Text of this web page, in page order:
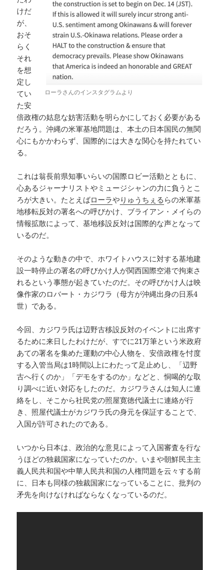
ローラさんのインスタグラムより
けだ
が、
おそ
らく
それ
を想
定し
てい
た安
倍政権の姑息な妨害活動を明らかにしておく必要がある
だろう。沖縄の米軍基地問題は、本土の日本国民の無関
心にもかかわらず、国際的には大きな関心を持たれてい
る。
これは翁長前県知事いらいの国際ロビー活動とともに、
心あるジャーナリストやミュージシャンの力に負うとこ
ろが大きい。たとえばローラやりゅうちぇる らの米軍基
地移転反対の署名への呼びかけ、ブライアン・メイらの
情報拡散によって、基地移設反対は国際的な声となって
いるのだ。
そのような動きの中で、ホワイトハウスに対する基地建
設一時停止の署名の呼びかけ人が関西国際空港で拘束さ
れるという事態が起きていたのだ。その呼びかけ人は映
像作家のロバート・カジワラ（母方が沖縄出身の日系4
世）である。
今回、カジワラ氏は辺野古移設反対のイベントに出席す
るために来日したわけだが、すでに21万筆という米政府
あての署名を集めた運動の中心人物を、安倍政権を忖度
する入管当局は1時間以上にわたって足止めし、「辺野
古へ行くのか」「デモをするのか」などと、恫喝的な取
り調べに近い対応をしたのだ。カジワラさんは知人に連
絡をし、そこから社民党の照屋寛徳代議士に連絡が行
き、照屋代議士がカジワラ氏の身元を保証することで、
入国が許可されたのである。
いつから日本は、政治的な意見によって入国審査を行な
うほどの独裁国家になっていたのか。いまや朝鮮民主主
義人民共和国や中華人民共和国の人権問題を云々する前
に、日本も同様の独裁国家になっていることに、批判の
矛先を向けなければならなくなっているのだ。